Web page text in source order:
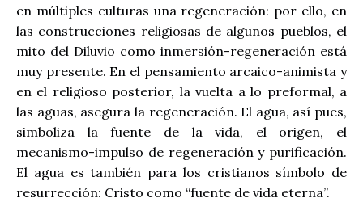
en múltiples culturas una regeneración: por ello, en
las construcciones religiosas de algunos pueblos, el
mito del Diluvio como inmersión-regeneración está
muy presente. En el pensamiento arcaico-animista y
en el religioso posterior, la vuelta a lo preformal, a
las aguas, asegura la regeneración. El agua, así pues,
simboliza la fuente de la vida, el origen, el
mecanismo-impulso de regeneración y purificación.
El agua es también para los cristianos símbolo de
resurrección: Cristo como “fuente de vida eterna”.